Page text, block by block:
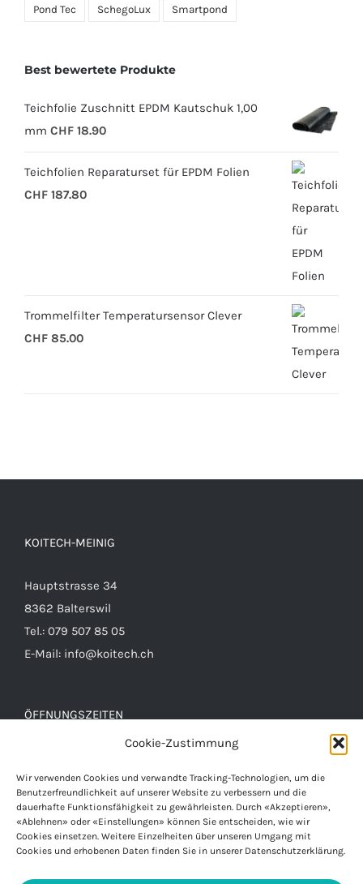
Cookie-Zustimmung
Wir verwenden Cookies und verwandte Tracking-Technologien, um die
Benutzerfreundlichkeit auf unserer Website zu verbessern und die
dauerhafte Funktionsfähig­keit zu gewährleisten. Durch «Akzeptieren»,
«Ablehnen» oder «Einstellungen» können Sie entscheiden, wie wir
Cookies einsetzen. Weitere Einzelheiten über unseren Umgang mit
Cookies und erhobenen Daten finden Sie in unserer Datenschutzerklärung.
Pond Tec SchegoLux Smartpond
Best bewertete Produkte
Teichfolie Zuschnitt EPDM Kautschuk 1,00
mm CHF 18.90
Teichfolien Reparaturset für EPDM Folien
CHF 187.80
Trommelfilter Temperatursensor Clever
CHF 85.00
KOITECH-MEINIG
Hauptstrasse 34
8362 Balterswil
Tel.: 079 507 85 05
E-Mail: info@koitech.ch
ÖFFNUNGSZEITEN
Zu jeder Zeit können Sie uns nach Voranmeldung
besuchen.
Rufen Sie uns an und vereinbaren Sie einen Termin.